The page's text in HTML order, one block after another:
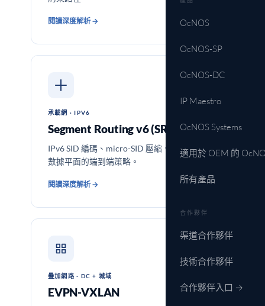
OcNOS
OcNOS-SP
OcNOS-DC
IP Maestro
OcNOS Systems
適用於 OEM 的
所有產品
合作夥伴
渠道合作夥伴
技術合作夥伴
合作夥伴入口 →
閱讀深度解析 →
承載網 · IPV6
Segment Routing v6 (SRv6)
IPv6 SID 編碼、micro-SID 壓縮、無需 MPLS
數據平面的端到端策略。
閱讀深度解析 →
疊加網路 · DC + 城域
EVPN-VXLAN